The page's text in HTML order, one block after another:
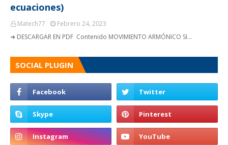
ecuaciones)
Matech77
Febrero 24, 2023
➜ DESCARGAR EN PDF Contenido MOVIMIENTO ARMÓNICO SI…
SOCIAL PLUGIN